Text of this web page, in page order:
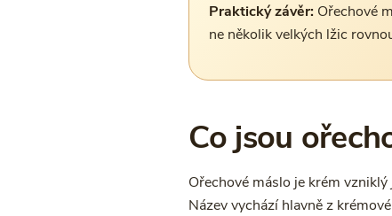
Praktický závěr:Ořechové
ne několik velkých lžic
Co jsou
Ořechové máslo je krém
Název vychází hlavně z